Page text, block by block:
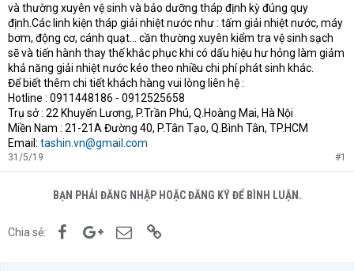
và thường xuyên vệ sinh và bảo dưỡng tháp định kỳ đúng quy
định.Các linh kiện tháp giải nhiệt nước như : tấm giải nhiệt nước, máy
bơm, động cơ, cánh quạt... cần thường xuyên kiểm tra vệ sinh sạch
sẽ và tiến hành thay thế khắc phục khi có dấu hiệu hư hỏng làm giảm
khả năng giải nhiệt nước kéo theo nhiều chi phí phát sinh khác.
Để biết thêm chi tiết khách hàng vui lòng liên hệ :
Hotline : 0911448186 - 0912525658
Trụ sở : 22 Khuyến Lương, P.Trần Phú, Q.Hoàng Mai, Hà Nội
Miền Nam : 21-21A Đường 40, P.Tân Tạo, Q.Bình Tân, TP.HCM
Email: tashin.vn@gmail.com
31/5/19 #1
BẠN PHẢI ĐĂNG NHẬP HOẶC ĐĂNG KÝ ĐỂ BÌNH LUẬN.
Chia sẻ: FacebookGoogle+Email